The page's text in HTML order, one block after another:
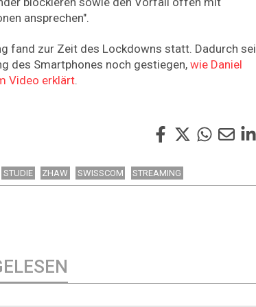
ansprechen".
fand zur Zeit des Lockdowns statt. Dadurch sei
des Smartphones noch gestiegen,wie Daniel
Video erklärt.
STUDIE ZHAW SWISSCOM STREAMING